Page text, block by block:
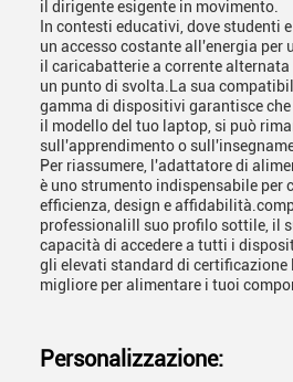
il dirigente esigente in movimento.
In contesti educativi, dove studenti
un accesso costante all'energia per
il caricabatterie a corrente
un punto di svolta.La sua
gamma di dispositivi garantisce
il modello del tuo laptop, si può
sull'apprendimento o
Per riassumere, l'adattatore di
è uno strumento indispensabile per
efficienza, design e
professionaliIl suo profilo sottile, il
capacità di accedere a tutti i
gli elevati standard di certificazione
migliore per alimentare i tuoi
Personalizzazione: